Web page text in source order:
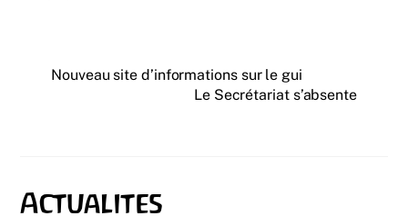
Nouveau site d’informations sur le gui
Le Secrétariat s’absente